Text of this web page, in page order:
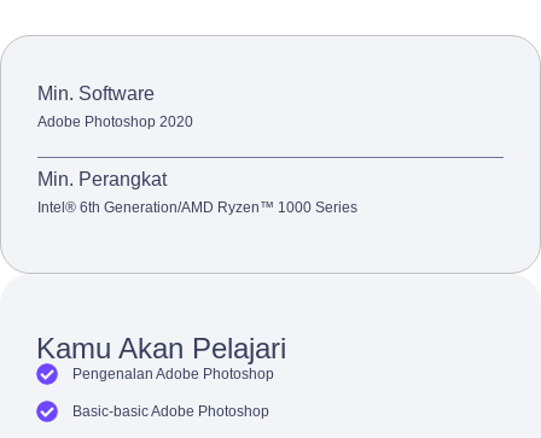
Kamu Akan Pelajari
Pengenalan Adobe Photoshop
Basic-basic Adobe Photoshop
Min. Software
Adobe Photoshop 2020
Min. Perangkat
Intel® 6th Generation/AMD Ryzen™ 1000 Series